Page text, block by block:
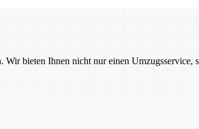
bieten Ihnen nicht nur einen